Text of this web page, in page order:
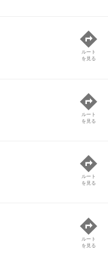
ルート
を見る
ルート
を見る
ルート
を見る
ルート
を見る